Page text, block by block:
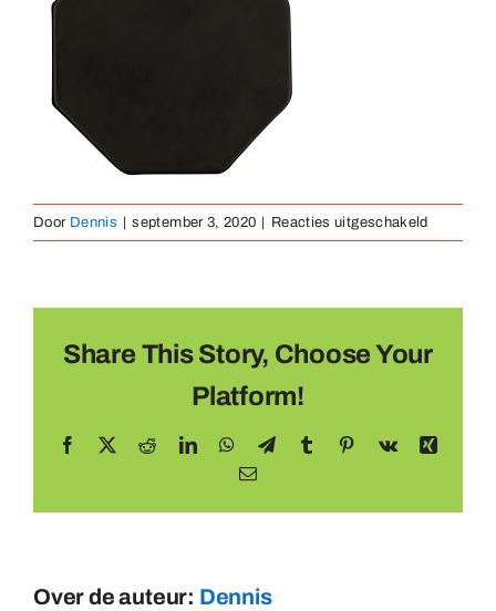
Magneten
Contact
Door Dennis september 3, 2020 Reacties uitgeschakeldvoor
zwart
Share This Story, Choose Your
Platform!
Facebook RedditLinkedInWhatsApp
TelegramTumblr Pinterest
Vk
Xing
E-
Over de auteur: Dennis